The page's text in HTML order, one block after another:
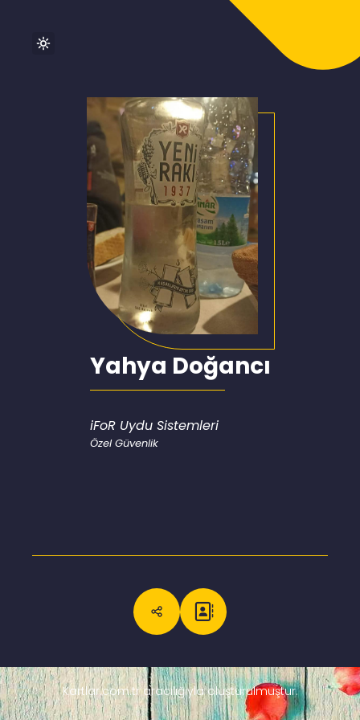
Yahya Doğancı
iFoR Uydu Sistemleri
Özel Güvenlik
Kartlar.com.tr aracılığıyla oluşturulmuştur.